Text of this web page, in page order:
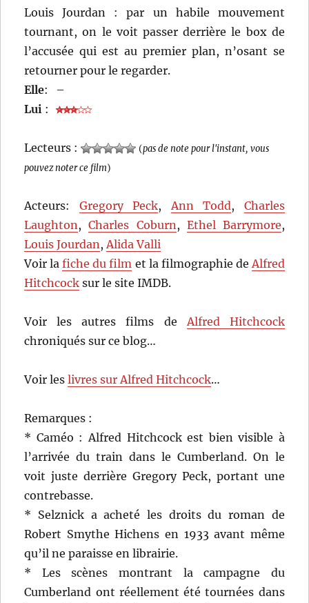
Louis Jourdan : par un habile mouvement
tournant, on le voit passer derrière le box de
l’accusée qui est au premier plan, n’osant se
retourner pour le regarder.
Elle:
–
Lui :
Lecteurs : (pas de note pour l'instant, vous
pouvez noter ce film)
Acteurs: Gregory Peck, Ann Todd, Charles
Laughton ,Charles Coburn , Ethel Barrymore,
Louis Jourdan , Alida Valli
Voir lafiche du film et la filmographie de Alfred
Hitchcock sur le site IMDB.
Voir les autres films de Alfred Hitchcock
chroniqués sur ce blog…
Voir leslivres sur Alfred Hitchcock…
Remarques :
* Caméo : Alfred Hitchcock est bien visible à
l’arrivée du train dans le Cumberland. On le
voit juste derrière Gregory Peck, portant une
contrebasse.
* Selznick a acheté les droits du roman de
Robert Smythe Hichens en 1933 avant même
qu’il ne paraisse en librairie.
* Les scènes montrant la campagne du
Cumberland ont réellement été tournées dans